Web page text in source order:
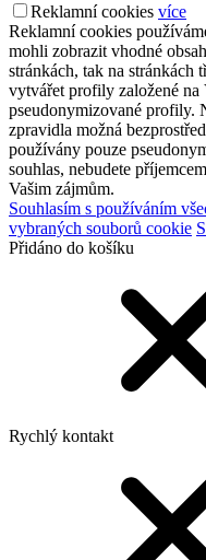
Reklamní cookies více
Reklamní cookies
mohli zobrazit vhodné
stránkách, tak na stránkách
vytvářet profily založené na
pseudonymizované profily.
zpravidla možná
používány pouze
souhlas, nebudete
Vašim zájmům.
Souhlasím s používáním
vybraných souborů cookie
Přidáno do košíku
Rychlý kontakt